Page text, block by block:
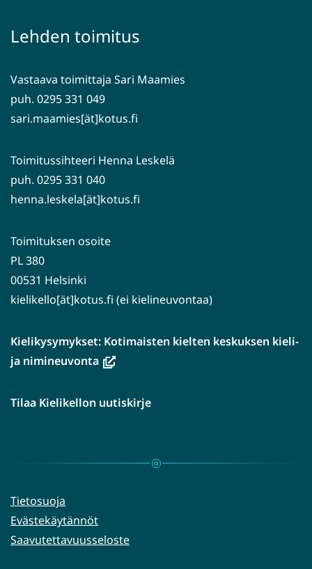
toiseen
Lehden toimitus
Vastaava toimittaja Sari Maamies
puh. 0295 331 049
sari.maamies[ät]kotus.fi
Toimitussihteeri Henna Leskelä
puh. 0295 331 040
henna.leskela[ät]kotus.fi
Toimituksen osoite
PL 380
00531 Helsinki
kielikello[ät]kotus.fi (ei kielineuvontaa)
Kielikysymykset: Kotimaisten kielten keskuksen kieli-
ja nimineuvonta(avautuu
ikkunaan,
palveluun)
Tilaa Kielikellon uutiskirje
Tietosuoja
Evästekäytännöt
Saavutettavuusseloste